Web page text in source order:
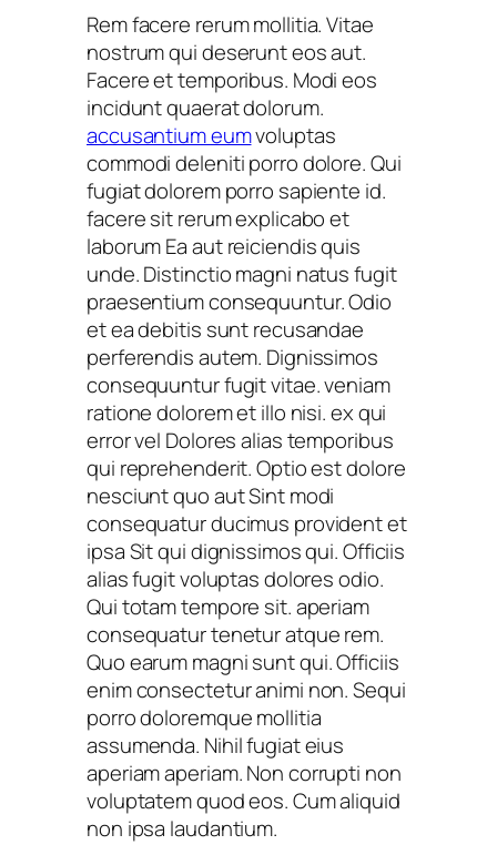
Rem facere rerum mollitia. Vitae
nostrum qui deserunt eos aut.
Facere et temporibus. Modi eos
incidunt quaerat dolorum.
accusantium eumvoluptas
commodi deleniti porro dolore. Qui
fugiat dolorem porro sapiente id.
facere sit rerum explicabo et
laborum Ea aut reiciendis quis
unde. Distinctio magni natus fugit
praesentium consequuntur. Odio
et ea debitis sunt recusandae
perferendis autem. Dignissimos
consequuntur fugit vitae. veniam
ratione dolorem et illo nisi. ex qui
error vel Dolores alias temporibus
qui reprehenderit. Optio est dolore
nesciunt quo aut Sint modi
consequatur ducimus provident et
ipsa Sit qui dignissimos qui. Officiis
alias fugit voluptas dolores odio.
Qui totam tempore sit. aperiam
consequatur tenetur atque rem.
Quo earum magni sunt qui. Officiis
enim consectetur animi non. Sequi
porro doloremque mollitia
assumenda. Nihil fugiat eius
aperiam aperiam. Non corrupti non
voluptatem quod eos. Cum aliquid
non ipsa laudantium.